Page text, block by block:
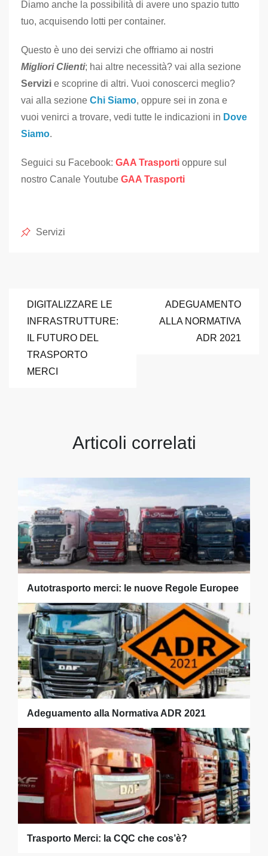
Diamo anche la possibilità di avere uno spazio tutto
tuo, acquisendo lotti per container.
Questo è uno dei servizi che offriamo ai nostri
Migliori Clienti; hai altre necessità? vai alla sezione
Servizi e scoprine di altri. Vuoi conoscerci meglio?
vai alla sezione Chi Siamo, oppure sei in zona e
vuoi venirci a trovare, vedi tutte le indicazioni in Dove
Siamo.
Seguici su Facebook: GAA Trasporti oppure sul
nostro Canale Youtube GAA Trasporti
Posted
Servizi
Navigazione
articoli
DIGITALIZZARE LE
INFRASTRUTTURE:
IL FUTURO DEL
TRASPORTO
MERCI
ADEGUAMENTO
ALLA NORMATIVA
ADR 2021
Articoli correlati
Autotrasporto merci: le nuove Regole Europee
Adeguamento alla Normativa ADR 2021
Trasporto Merci: la CQC che cos’è?